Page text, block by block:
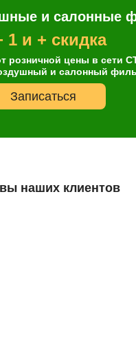
и салонные
1 и + скидка
розничной цены в сети
и салонный
Записаться
наших клиентов